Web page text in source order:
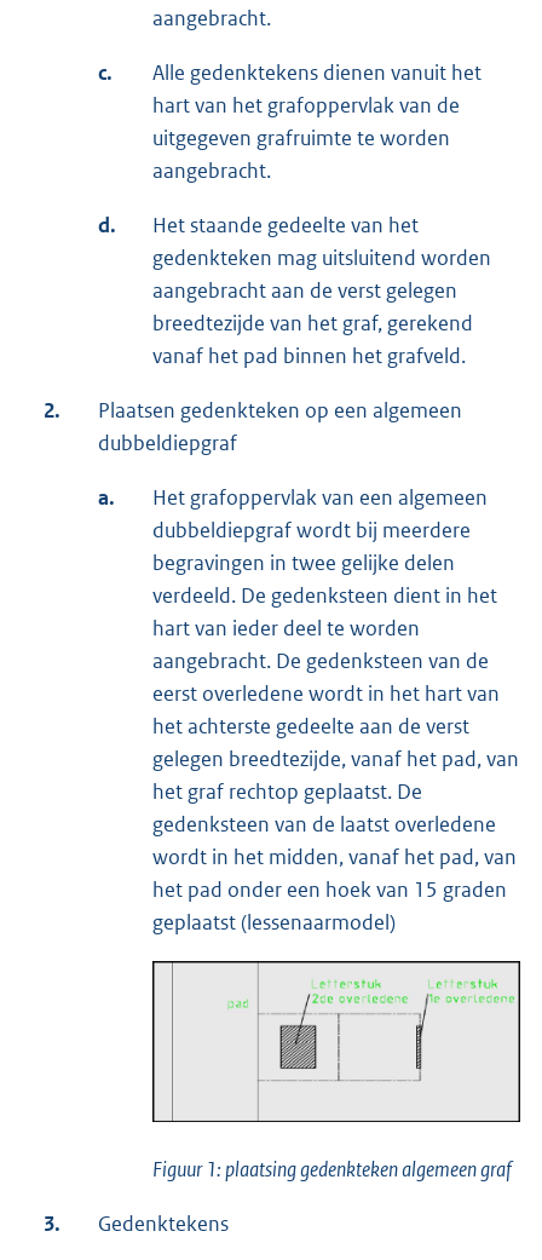
aangebracht.
c.
Alle gedenktekens dienen vanuit het
hart van het grafoppervlak van de
uitgegeven grafruimte te worden
aangebracht.
d.
Het staande gedeelte van het
gedenkteken mag uitsluitend worden
aangebracht aan de verst gelegen
breedtezijde van het graf, gerekend
vanaf het pad binnen het grafveld.
2.
Plaatsen gedenkteken op een algemeen
dubbeldiepgraf
a.
Het grafoppervlak van een algemeen
dubbeldiepgraf wordt bij meerdere
begravingen in twee gelijke delen
verdeeld. De gedenksteen dient in het
hart van ieder deel te worden
aangebracht. De gedenksteen van de
eerst overledene wordt in het hart van
het achterste gedeelte aan de verst
gelegen breedtezijde, vanaf het pad, van
het graf rechtop geplaatst. De
gedenksteen van de laatst overledene
wordt in het midden, vanaf het pad, van
het pad onder een hoek van 15 graden
geplaatst (lessenaarmodel)
Figuur 1: plaatsing gedenkteken algemeen graf
3. Gedenktekens